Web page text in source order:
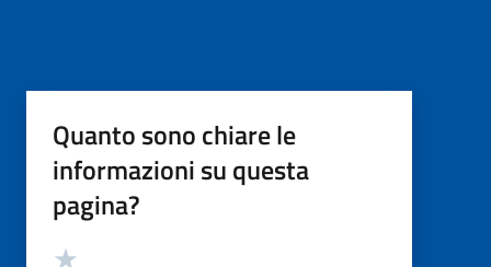
Quanto sono chiare le
informazioni su questa
pagina?
Valutazione